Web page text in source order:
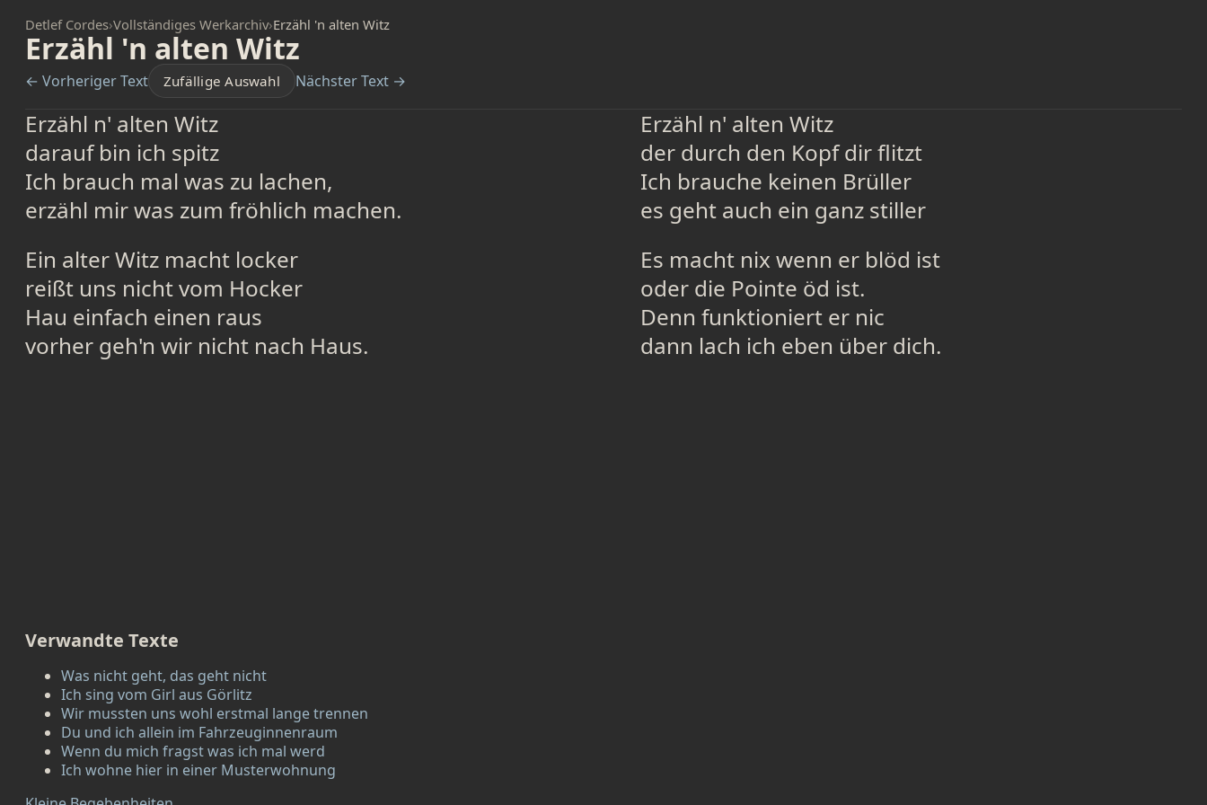
Detlef Cordes›Vollständiges Werkarchiv›Erzähl 'n alten Witz
Erzähl 'n alten Witz
← Vorheriger Text Zufällige Auswahl Nächster Text →
Erzähl n' alten Witz
darauf bin ich spitz
Ich brauch mal was zu lachen,
erzähl mir was zum fröhlich machen.
Ein alter Witz macht locker
reißt uns nicht vom Hocker
Hau einfach einen raus
vorher geh'n wir nicht nach Haus.
Erzähl n' alten Witz
der durch den Kopf dir flitzt
Ich brauche keinen Brüller
es geht auch ein ganz stiller
Es macht nix wenn er blöd ist
oder die Pointe öd ist.
Denn funktioniert er nic
dann lach ich eben über dich.
Verwandte Texte
Was nicht geht, das geht nicht
Ich sing vom Girl aus Görlitz
Wir mussten uns wohl erstmal lange trennen
Du und ich allein im Fahrzeuginnenraum
Wenn du mich fragst was ich mal werd
Ich wohne hier in einer Musterwohnung